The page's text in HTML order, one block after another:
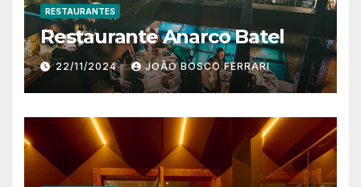
RESTAURANTES
Restaurante Anarco Batel
22/11/2024 JOÃO BOSCO FERRARI